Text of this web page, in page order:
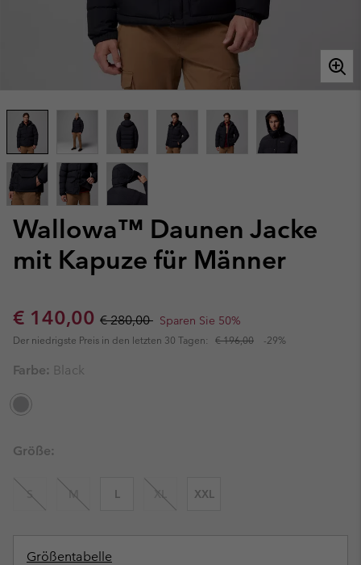
Wallowa™ Daunen Jacke
mit Kapuze für Männer
Sale price:
€ 140,00 Regular price:
€ 280,00 Sparen Sie 50%
Der niedrigste Preis in den letzten 30 Tagen: € 196,00 -29%
Farbe: Black
Größe:
S M L XL XXL
Größentabelle